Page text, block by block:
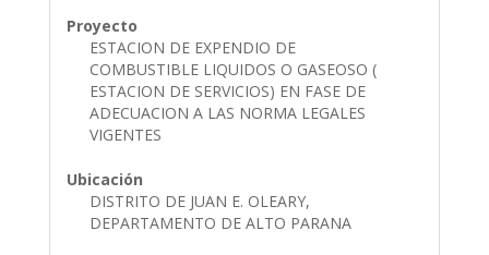
Proyecto
ESTACION DE EXPENDIO DE
COMBUSTIBLE LIQUIDOS O GASEOSO (
ESTACION DE SERVICIOS) EN FASE DE
ADECUACION A LAS NORMA LEGALES
VIGENTES
Ubicación
DISTRITO DE JUAN E. OLEARY,
DEPARTAMENTO DE ALTO PARANA